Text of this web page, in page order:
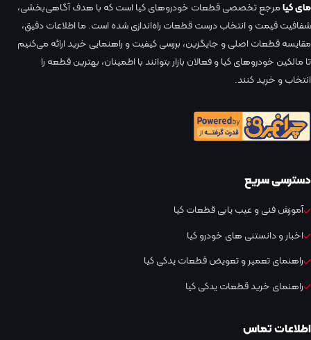
مای کیامرجع تخصصی قطعات خودروهای کیا است که با هدف آگاهی‌بخشی،
شفافیت قیمت و انتخاب درست قطعات راه‌اندازی شده است. ما اطلاعات دقیق،
مقایسه قطعات اصلی و جایگزین، بررسی کیفیت و راهنمایی خرید ارائه می‌کنیم
تا مالکین خودروهای کیا و فعالان بازار بتوانند با اطمینان، بهترین قطعه را
انتخاب و خرید کنند.
دسترسی سریع
آموزش فنی و عیب یابی قطعات کیا
اخبار و دانستنی های خودرو کیا
راهنمای تعمیر و تعویض قطعات یدکی کیا
راهنمای خرید قطعات یدکی کیا
اطلاعات تماس